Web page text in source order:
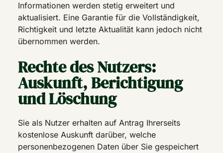
Informationen werden stetig erweitert und
aktualisiert. Eine Garantie für die Vollständigkeit,
Richtigkeit und letzte Aktualität kann jedoch nicht
übernommen werden.
Rechte des Nutzers:
Auskunft, Berichtigung
und Löschung
Sie als Nutzer erhalten auf Antrag Ihrerseits
kostenlose Auskunft darüber, welche
personenbezogenen Daten über Sie gespeichert